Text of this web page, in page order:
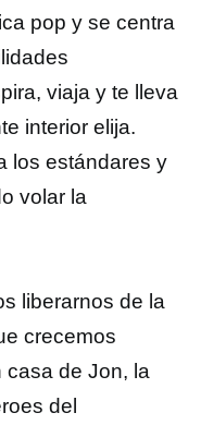
pop y se centra
viaja y te lleva
interior elija.
los estándares y
volar la
liberarnos de la
crecemos
casa de Jon, la
del